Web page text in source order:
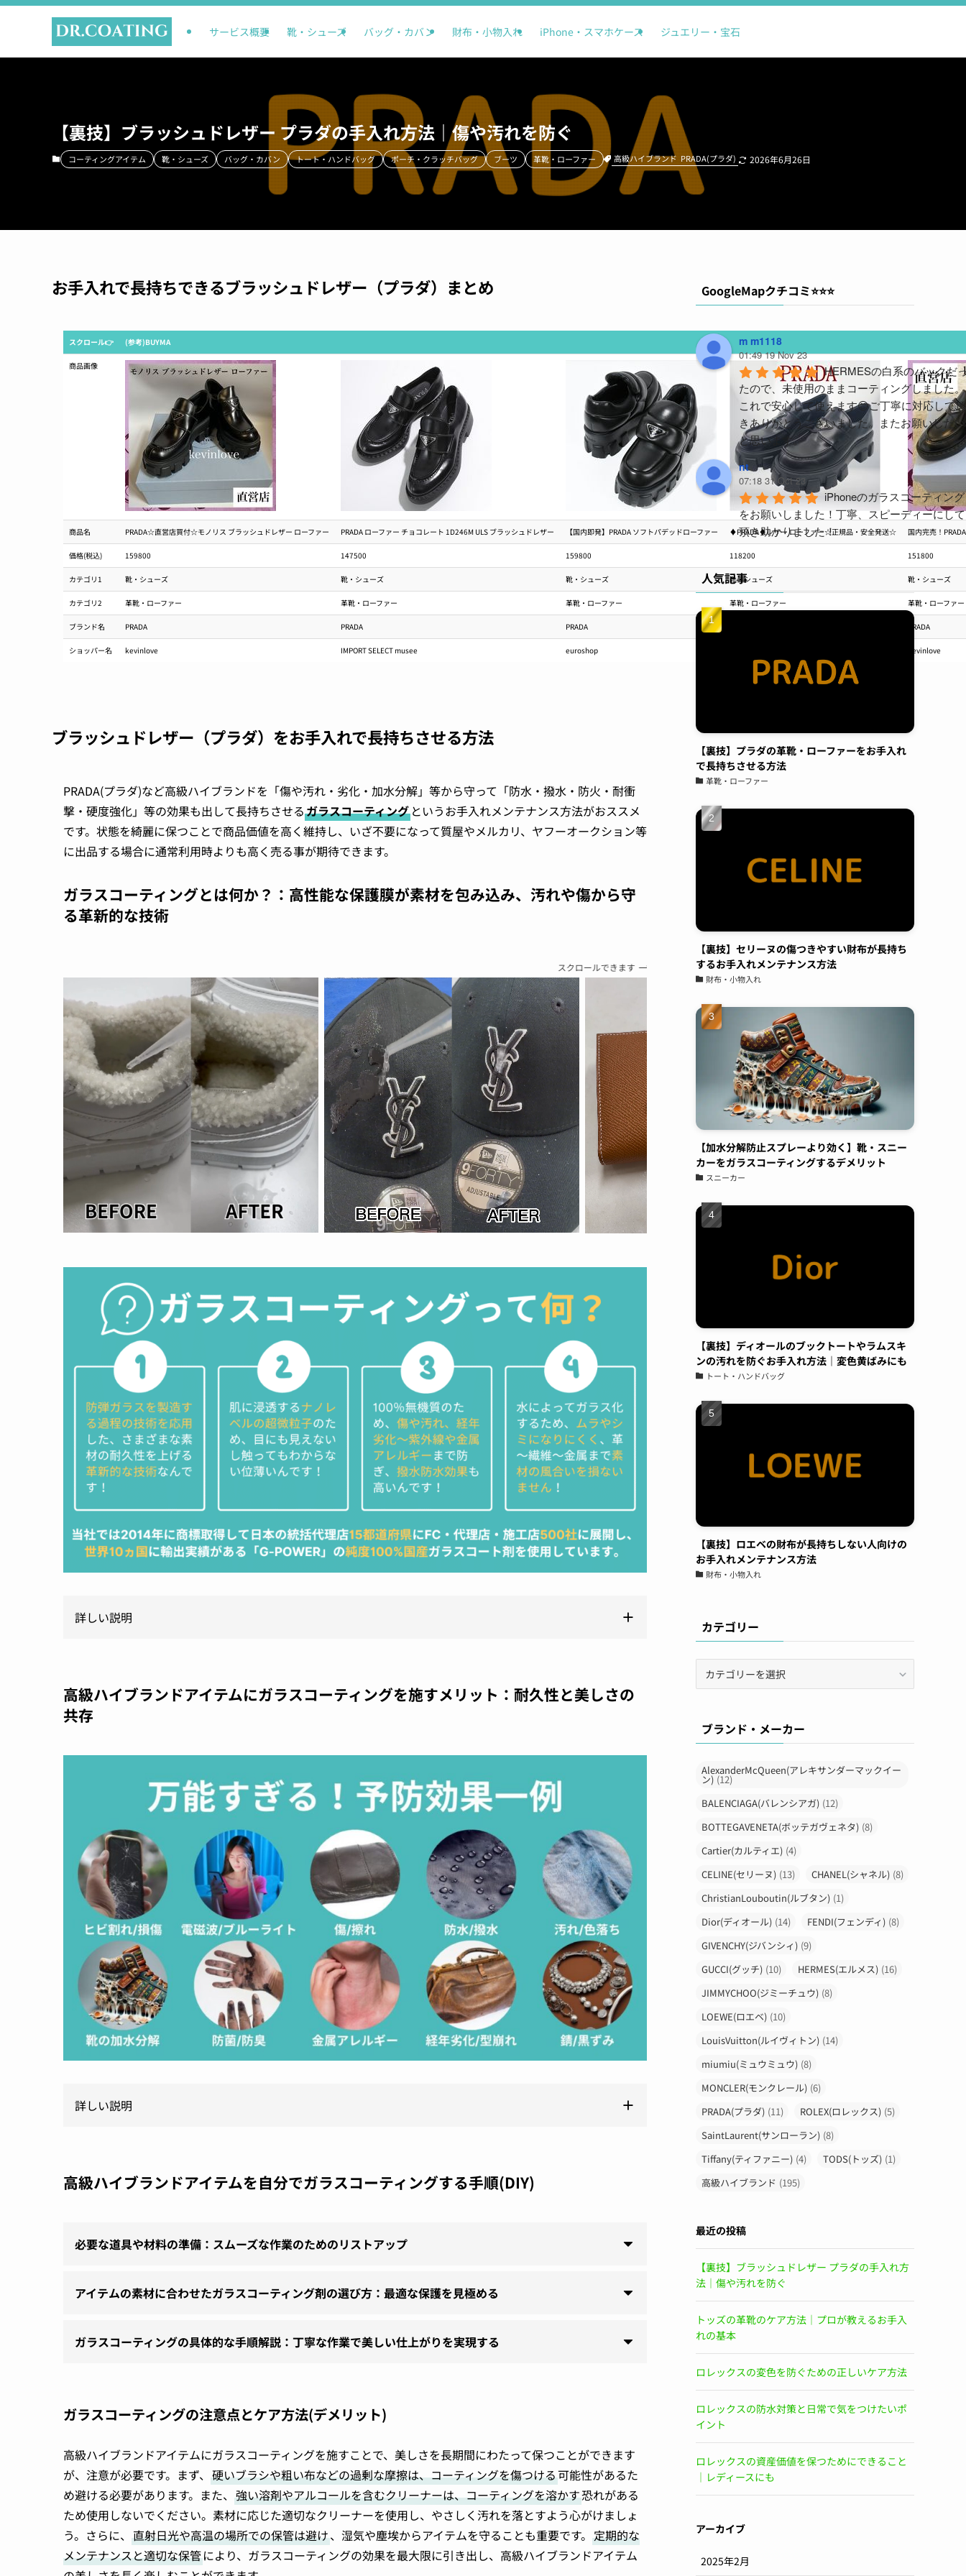
サービス概要 靴・シューズ バッグ・カバン 財布・小物入れ iPhone・スマホケース ジュエリー・宝石
【裏技】ブラッシュドレザー プラダの手入れ方法｜傷や汚れを防ぐ
コーティングアイテム 靴・シューズ バッグ・カバン トート・ハンドバッグ ポーチ・クラッチバッグ ブーツ 革靴・ローファー 高級ハイブランド PRADA(プラダ) 2026年6月26日
お手入れで長持ちできるブラッシュドレザー（プラダ）まとめ
スクロール👉 (参考)BUYMA
商品画像
商品名 PRADA☆直営店買付☆モノリス ブラッシュドレザー ローファー PRADA ローファー チョコレート 1D246M ULS ブラッシュドレザー 【国内即発】PRADA ソフトパデッドローファー ♦PRADA♦レザー ローファー☆正規品・安全発送☆ 国内完売！
価格(税込) 159800 147500 159800 118200 151800
カテゴリ1 靴・シューズ 靴・シューズ 靴・シューズ 靴・シューズ 靴・シューズ
カテゴリ2 革靴・ローファー 革靴・ローファー 革靴・ローファー 革靴・ローファー 革靴・ローファー
ブランド名 PRADA PRADA PRADA PRADA
ショッパー名 kevinlove IMPORT SELECT musee euroshop kevinlove
ブラッシュドレザー（プラダ）をお手入れで長持ちさせる方法
PRADA(プラダ)など高級ハイブランドを「傷や汚れ・劣化・加水分解」等から守って「防水・撥水・防火・耐衝
撃・硬度強化」等の効果も出して長持ちさせるガラスコーティング というお手入れメンテナンス方法がおススメ
です。状態を綺麗に保つことで商品価値を高く維持し、いざ不要になって質屋やメルカリ、ヤフーオークション等
に出品する場合に通常利用時よりも高く売る事が期待できます。
ガラスコーティングとは何か？：高性能な保護膜が素材を包み込み、汚れや傷から守
る革新的な技術
スクロールできます
詳しい説明
高級ハイブランドアイテムにガラスコーティングを施すメリット：耐久性と美しさの
共存
詳しい説明
高級ハイブランドアイテムを自分でガラスコーティングする手順(DIY)
必要な道具や材料の準備：スムーズな作業のためのリストアップ
アイテムの素材に合わせたガラスコーティング剤の選び方：最適な保護を見極める
ガラスコーティングの具体的な手順解説：丁寧な作業で美しい仕上がりを実現する
ガラスコーティングの注意点とケア方法(デメリット)
高級ハイブランドアイテムにガラスコーティングを施すことで、美しさを長期間にわたって保つことができます
が、注意が必要です。まず、 硬いブラシや粗い布などの過剰な摩擦は、コーティングを傷つける可能性があるた
め避ける必要があります。また、 強い溶剤やアルコールを含むクリーナーは、コーティングを溶かす恐れがある
ため使用しないでください。素材に応じた適切なクリーナーを使用し、やさしく汚れを落とすよう心がけましょ
う。さらに、 直射日光や高温の場所での保管は避け、湿気や塵埃からアイテムを守ることも重要です。 定期的な
メンテナンスと適切な保管により、ガラスコーティングの効果を最大限に引き出し、高級ハイブランドアイテム
GoogleMapクチコミ⭐️⭐️⭐️
m m1118
01:49 19 Nov 23
HERMESの白系のバックだ
たので、未使用のままコーティングしました。
これで安心して使えます😊ご丁寧に対応して頂
きありがとうございました。またお願いしたい
と思います。
nt
07:18 31 Oct 23
iPhoneのガラスコーティング
をお願いしました！丁寧、スピーディーにして
頂き助かりました！
y m (ym)
04:59 18 Aug 23
久々PORTERバッグを買い替
えて、汚したくないので施工を依頼。結構派手
に使うんで、ガラスコーティングと撥水をつけ
ましたが1ヶ月ほど使っても全然キレイに使え
てます。予約も電話してすぐに対応頂けまし
た。また今度はスマホをやってもらおうと思い
06:24 05 Aug 23
昔から金属アレルギーがあ
り、好きなアクセサリーも誤魔化しながらつけ
ていたのですが、ガラスコーティングにより金
話したらすぐにご対応頂き、30分ほどの施工で
感謝です！これからは気にせず、アクセサリー
購入したらすぐにまたお願いしちゃおうと思い
小峯一明
05:43 05 Aug 23
久々に買ったスニーカー。白
なんで汚したくなので気にしていたら、友人か
頂き、夕方にはすぐ履けるようにしてもらって
そこから履いてますが、白スニーカーでも気に
ならないくらいキレイに保ててます。また新し
いの買ったら持って行こうと思います
Shochan
00:07 29 Aug 22
バレンシアガのスニーカーの
のスニーカーならば、汚れたら買い替えればよ
いやという気持ちですが、高級ブランドのスニ
たいと思い依頼をしました。表面は、ガラス、
は、多少張りますが傷みや劣化を防ぎ長く履け
ると思えば惜しくないお金かと。綺麗に仕上げ
や、説明もしっかりしており、実際にコーティ
ングをお願いしたバック、時計、ゴルフクラ
ブ、iPhoneはしっかりと効果が出ているかと思
います。
See All Reviews
人気記事
【裏技】プラダの革靴・ローファーをお手入れ
で長持ちさせる方法
革靴・ローファー
【裏技】セリーヌの傷つきやすい財布が長持ち
するお手入れメンテナンス方法
財布・小物入れ
【加水分解防止スプレーより効く】靴・スニー
カーをガラスコーティングするデメリット
スニーカー
【裏技】ディオールのブックトートやラムスキ
ンの汚れを防ぐお手入れ方法｜変色黄ばみにも
トート・ハンドバッグ
【裏技】ロエベの財布が長持ちしない人向けの
お手入れメンテナンス方法
財布・小物入れ
カテゴリー
ーブランド・メーカー
AlexanderMcQueen(アレキサンダーマックイー
ン) (12)
BALENCIAGA(バレンシアガ) (12)
BOTTEGAVENETA(ボッテガヴェネタ) (8)
Cartier(カルティエ) (4)
CELINE(セリーヌ) (13) CHANEL(シャネル) (8)
ChristianLouboutin(ルブタン) (1)
Dior(ディオール) (14) FENDI(フェンディ) (8)
GIVENCHY(ジバンシィ) (9)
GUCCI(グッチ) (10) HERMES(エルメス) (16)
JIMMYCHOO(ジミーチュウ) (8)
LOEWE(ロエベ) (10)
LouisVuitton(ルイヴィトン) (14)
miumiu(ミュウミュウ) (8)
MONCLER(モンクレール) (6)
PRADA(プラダ) (11) ROLEX(ロレックス) (5)
SaintLaurent(サンローラン) (8)
Tiffany(ティファニー) (4) TODS(トッズ) (1)
高級ハイブランド (195)
最近の投稿
【裏技】ブラッシュドレザー プラダの手入れ方
法｜傷や汚れを防ぐ
トッズの革靴のケア方法｜プロが教えるお手入
れの基本
ロレックスの変色を防ぐための正しいケア方法
ロレックスの防水対策と日常で気をつけたいポ
イント
ロレックスの資産価値を保つためにできること
｜レディースにも
アーカイブ
2025年2月